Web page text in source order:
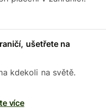
ušetřete na
kdekoli na světě.
více